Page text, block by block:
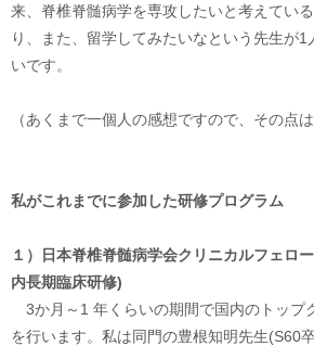
来、脊椎脊髄病学を専攻したいと考えてい
り、また、留学してみたいなという先生が1
いです。
（あくまで一個人の感想ですので、その点
私がこれまでに参加した研修プログラム
１）日本脊椎脊髄病学会クリニカルフェロ
内長期臨床研修)
3か月～1 年くらいの期間で国内のトップ
を行います。私は同門の豊根知明先生(S60